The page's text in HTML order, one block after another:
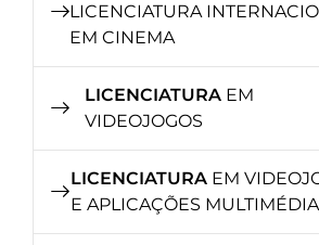
LICENCIATURA
EM CINEMA
LICENCIATURAEM
VIDEOJOGOS
LICENCIATURAEM
E APLICAÇÕES MULTIMÉDIA